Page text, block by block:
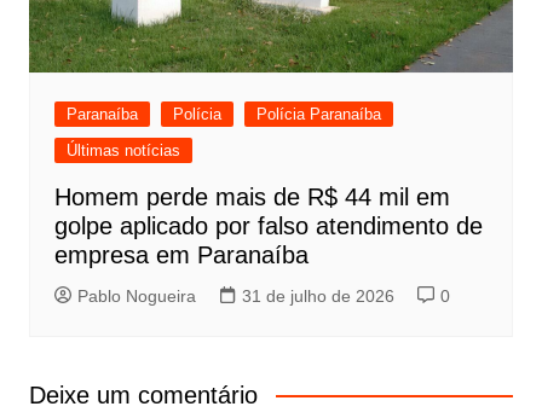
Paranaíba Polícia
Polícia Paranaíba
Últimas notícias
Homem perde mais de R$ 44 mil em
golpe aplicado por falso atendimento de
empresa em Paranaíba
Pablo Nogueira 31 de julho de 2026 0
Deixe um comentário